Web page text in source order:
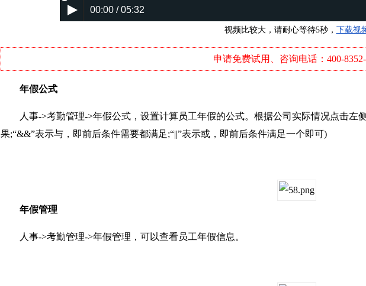
00:00 / 05:32
视频比较大，请耐心等待5秒， 下载视
申请免费试用、咨询电话：400-
年假公式
人事->考勤管理->年假公式，设置计算员工年假的公式。根据公司实际情况点击左
果;“&&”表示与，即前后条件需要都满足;“||”表示或，即前后条件满足一个即可)
年假管理
人事->考勤管理->年假管理，可以查看员工年假信息。